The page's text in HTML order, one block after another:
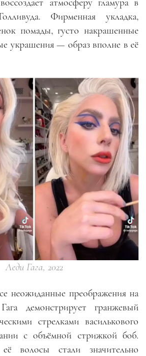
атмосферу гламура в
Фирменная укладка,
помады, густо накрашенные
украшения — образ вполне в её
Леди Гага, 2022
неожиданные преображения на
демонстрирует гранжевый
стрелками василькового
с объёмной стрижкой боб.
волосы стали значительно